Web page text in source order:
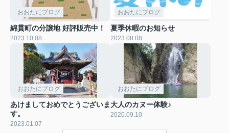
おおたにブログ
綿貫町の分譲地 好評販売中！
2023.10.08
おおたにブログ
夏季休暇のお知らせ
2023.08.08
おおたにブログ
あけましておめでとうございま
す。
2023.01.07
おおたにブログ
大人のカヌー体験♪
2020.09.10